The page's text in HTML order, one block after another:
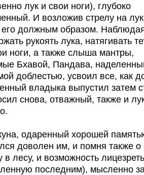
лук и свои ноги), глубоко
И возложив стрелу на
его должным образом.
рукоять лука, натягивать
ноги, а также слыша мантры,
Бхавой, Пандава,
доблестью, усвоил все, как
владыка выпустил затем
снова, отважный, также и
одаренный хорошей
доволен им, и помня также о
в лесу, и возможность
последним), мысленно